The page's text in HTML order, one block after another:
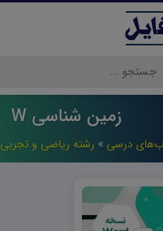
زمین شناسی W
درسی » رشته ریاضی و تجربی W